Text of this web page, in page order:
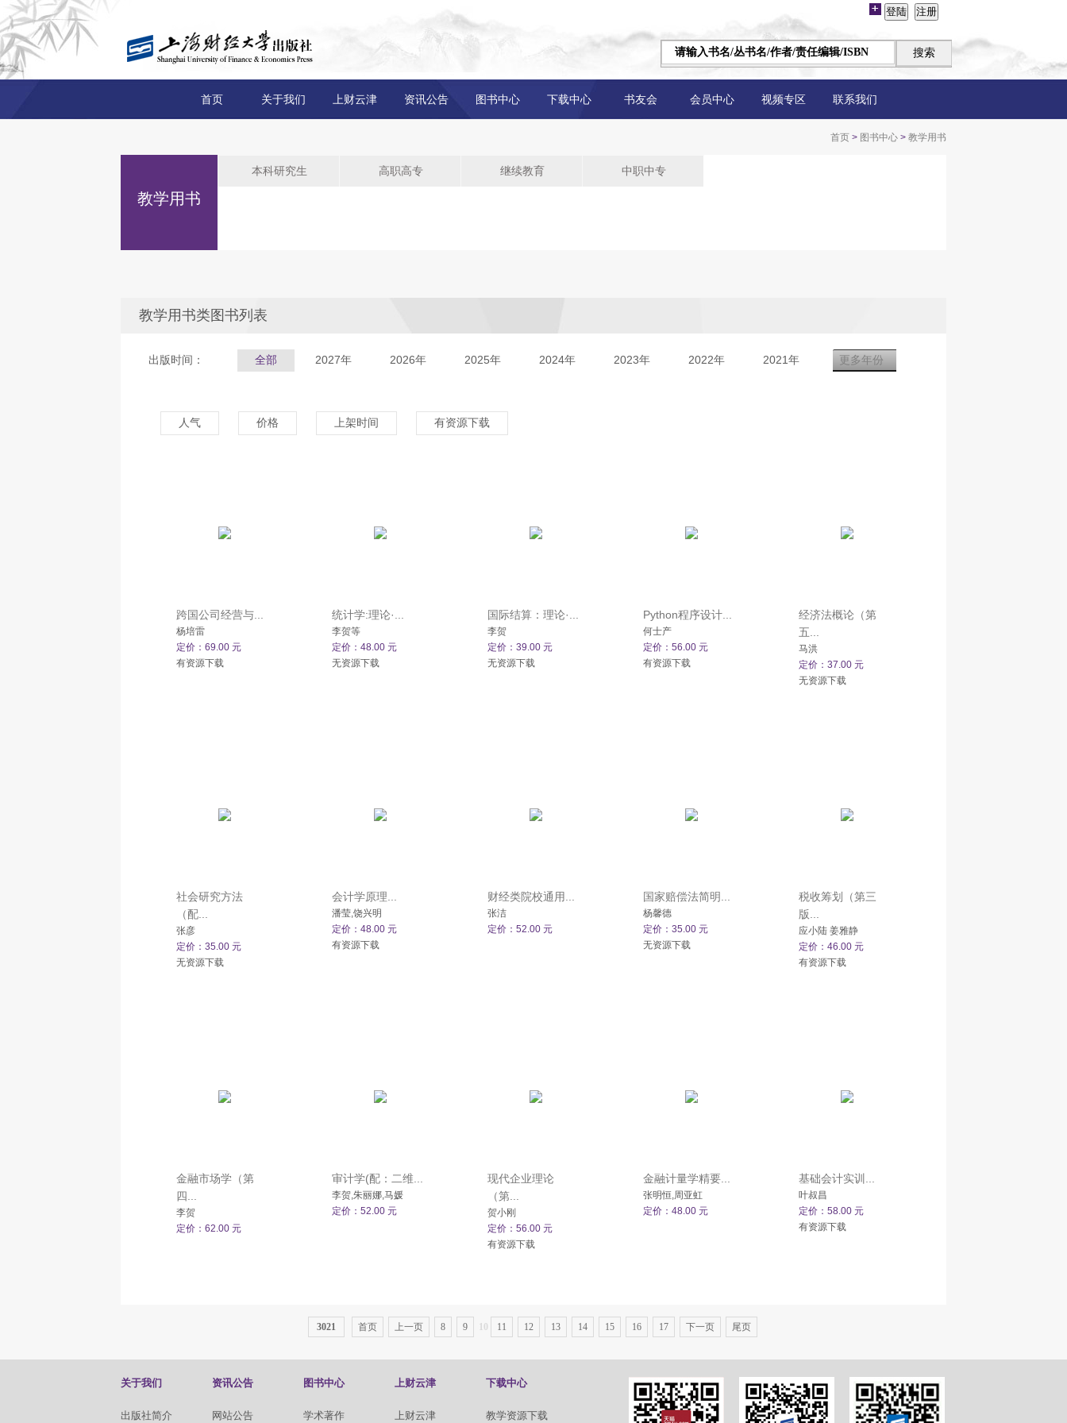
首页 关于我们 上财云津 资讯公告 图书中心 下载中心 书友会 会员中心 视频专区 联系我们
首页 > 图书中心 > 教学用书
教学用书
本科研究生 高职高专 继续教育 中职中专
教学用书类图书列表
出版时间： 全部 2027年 2026年 2025年 2024年 2023年 2022年 2021年 更多年份
人气 价格 上架时间 有资源下载
跨国公司经营与...
杨培雷
定价：69.00 元
有资源下载
统计学:理论·...
李贺等
定价：48.00 元
无资源下载
国际结算：理论·...
李贺
定价：39.00 元
无资源下载
Python程序设计...
何士产
定价：56.00 元
有资源下载
经济法概论（第
五...
马洪
定价：37.00 元
无资源下载
社会研究方法
（配...
张彦
定价：35.00 元
无资源下载
会计学原理...
潘莹,饶兴明
定价：48.00 元
有资源下载
财经类院校通用...
张洁
定价：52.00 元
国家赔偿法简明...
杨馨德
定价：35.00 元
无资源下载
税收筹划（第三
版...
应小陆 姜雅静
定价：46.00 元
有资源下载
金融市场学（第
四...
李贺
定价：62.00 元
审计学(配：二维...
李贺,朱丽娜,马媛
定价：52.00 元
现代企业理论
（第...
贺小刚
定价：56.00 元
有资源下载
金融计量学精要...
张明恒,周亚虹
定价：48.00 元
基础会计实训...
叶叔昌
定价：58.00 元
有资源下载
3021 首页 上一页 8 9 11 12 13 14 15 16 17 下一页 尾页
关于我们
出版社简介
资讯公告
网站公告
图书中心
学术著作
上财云津
上财云津
下载中心
教学资源下载